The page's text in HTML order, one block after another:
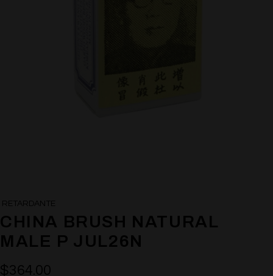
RETARDANTE
CHINA BRUSH NATURAL
MALE P JUL26N
$364.00